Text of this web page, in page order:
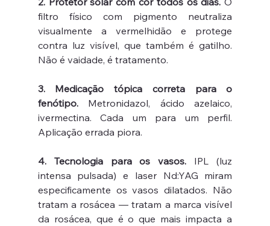
filtro físico com pigmento neutraliza
visualmente a vermelhidão e protege
contra luz visível, que também é gatilho.
Não é vaidade, é tratamento.
3. Medicação tópica correta para o
fenótipo. Metronidazol, ácido azelaico,
ivermectina. Cada um para um perfil.
Aplicação errada piora.
4. Tecnologia para os vasos. IPL (luz
intensa pulsada) e laser Nd:YAG miram
especificamente os vasos dilatados. Não
tratam a rosácea — tratam a marca visível
da rosácea, que é o que mais impacta a